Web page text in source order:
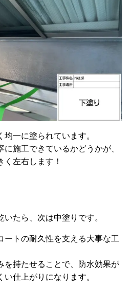
一に塗られています。
に施工できているかどうかが、
左右します！
たら、次は中塗りです。
ートの耐久性を支える大事な工
を持たせることで、防水効果が
仕上がりになります。